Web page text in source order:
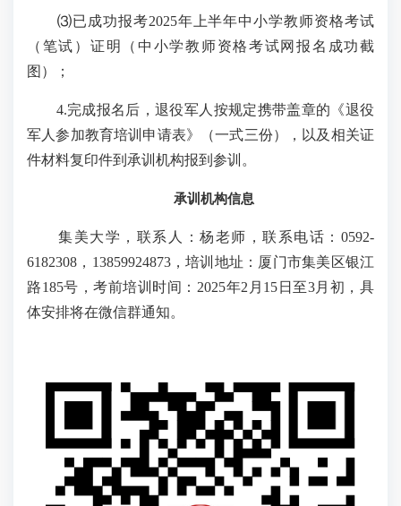
⑶已成功报考2025年上半年中小学教师资格考试
（笔试）证明（中小学教师资格考试网报名成功截
图）；
4.完成报名后，退役军人按规定携带盖章的《退役
军人参加教育培训申请表》（一式三份），以及相关证
件材料复印件到承训机构报到参训。
承训机构信息
集美大学，联系人：杨老师，联系电话：0592-
6182308，13859924873，培训地址：厦门市集美区银江
路185号，考前培训时间：2025年2月15日至3月初，具
体安排将在微信群通知。